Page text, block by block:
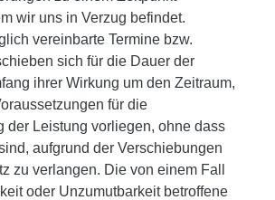
wir uns in Verzug befindet.
vereinbarte Termine bzw.
sich für die Dauer der
ihrer Wirkung um den Zeitraum,
für die
der Leistung vorliegen, ohne dass
aufgrund der Verschiebungen
zu verlangen. Die von einem Fall
oder Unzumutbarkeit betroffene